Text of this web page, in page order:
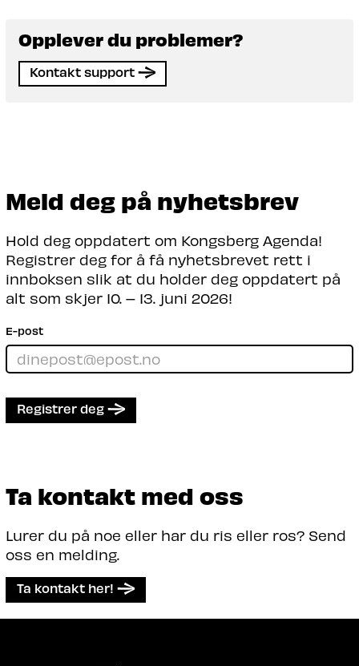
Opplever du problemer?
Kontakt support
Meld deg på nyhetsbrev
Hold deg oppdatert om Kongsberg Agenda!
Registrer deg for å få nyhetsbrevet rett i
innboksen slik at du holder deg oppdatert på
alt som skjer 10. – 13. juni 2026!
E-post
Registrer deg
Ta kontakt med oss
Lurer du på noe eller har du ris eller ros? Send
oss en melding.
Ta kontakt her!